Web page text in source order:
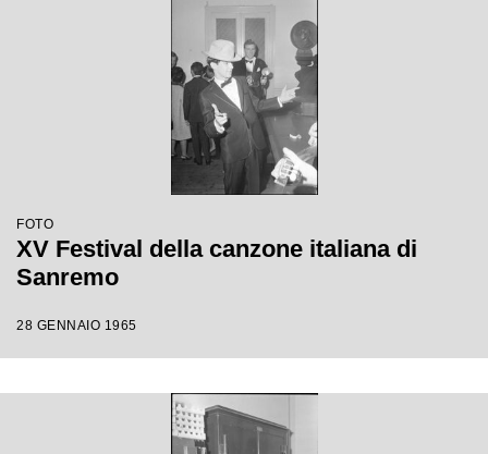
FOTO
XV Festival della canzone italiana di
Sanremo
28 GENNAIO 1965